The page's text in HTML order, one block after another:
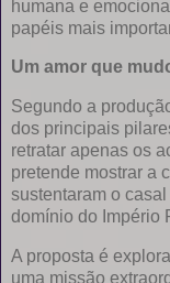
humana e
papéis mais
Um amor que
Segundo a
dos principais
retratar apenas os
pretende mostrar a
sustentaram o
domínio do Império
A proposta é
uma missão